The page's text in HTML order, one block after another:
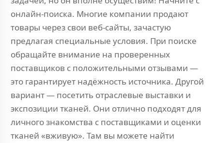
онлайн-поиска. Многие компании продают
товары через свои веб-сайты, зачастую
предлагая специальные условия. При поиске
обращайте внимание на проверенных
поставщиков с положительными отзывами —
это гарантирует надёжность источника. Другой
вариант — посетить отраслевые выставки и
экспозиции тканей. Они отлично подходят для
личного знакомства с поставщиками и оценки
тканей «вживую». Там вы можете найти